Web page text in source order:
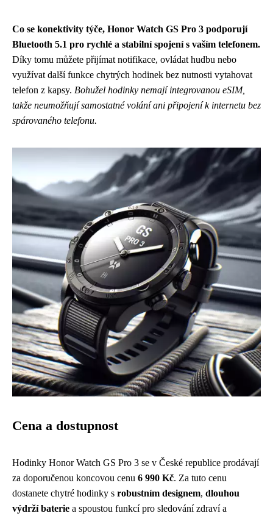
Co se konektivity týče, Honor Watch GS Pro 3 podporují
Bluetooth 5.1 pro rychlé a stabilní spojení s vaším telefonem.
Díky tomu můžete přijímat notifikace, ovládat hudbu nebo
využívat další funkce chytrých hodinek bez nutnosti vytahovat
telefon z kapsy. Bohužel hodinky nemají integrovanou eSIM,
takže neumožňují samostatné volání ani připojení k internetu bez
spárovaného telefonu.
Cena a dostupnost
Hodinky Honor Watch GS Pro 3 se v České republice prodávají
za doporučenou koncovou cenu 6 990 Kč. Za tuto cenu
dostanete chytré hodinky s robustním designem, dlouhou
výdrží baterie a spoustou funkcí pro sledování zdraví a